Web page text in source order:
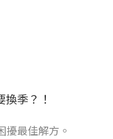
季？！
擾最佳解方。